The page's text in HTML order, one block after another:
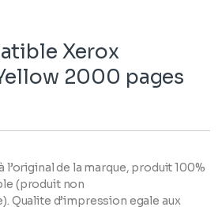
Xerox
2000 pages
l’original de la marque, produit 100%
(produit non
Qualite d’impression egale aux